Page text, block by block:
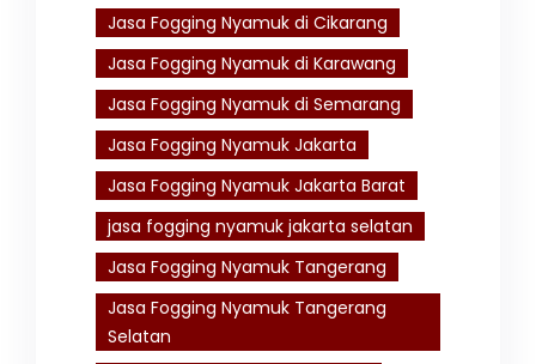
Jasa Fogging Nyamuk di Cikarang
Jasa Fogging Nyamuk di Karawang
Jasa Fogging Nyamuk di Semarang
Jasa Fogging Nyamuk Jakarta
Jasa Fogging Nyamuk Jakarta Barat
jasa fogging nyamuk jakarta selatan
Jasa Fogging Nyamuk Tangerang
Jasa Fogging Nyamuk Tangerang
Selatan